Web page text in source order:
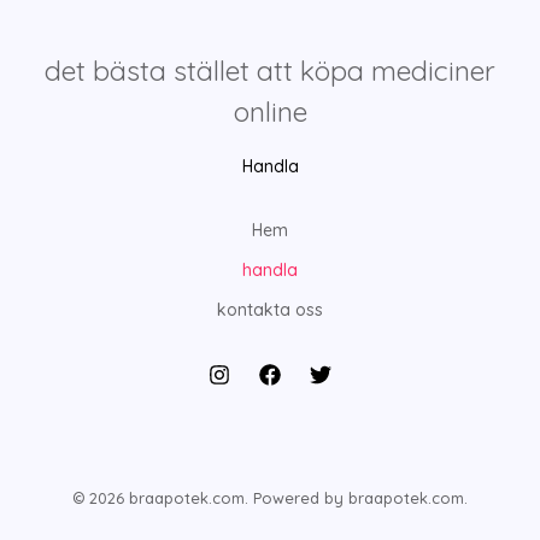
det bästa stället att köpa mediciner
online
Handla
Hem
handla
kontakta oss
© 2026 braapotek.com. Powered by braapotek.com.